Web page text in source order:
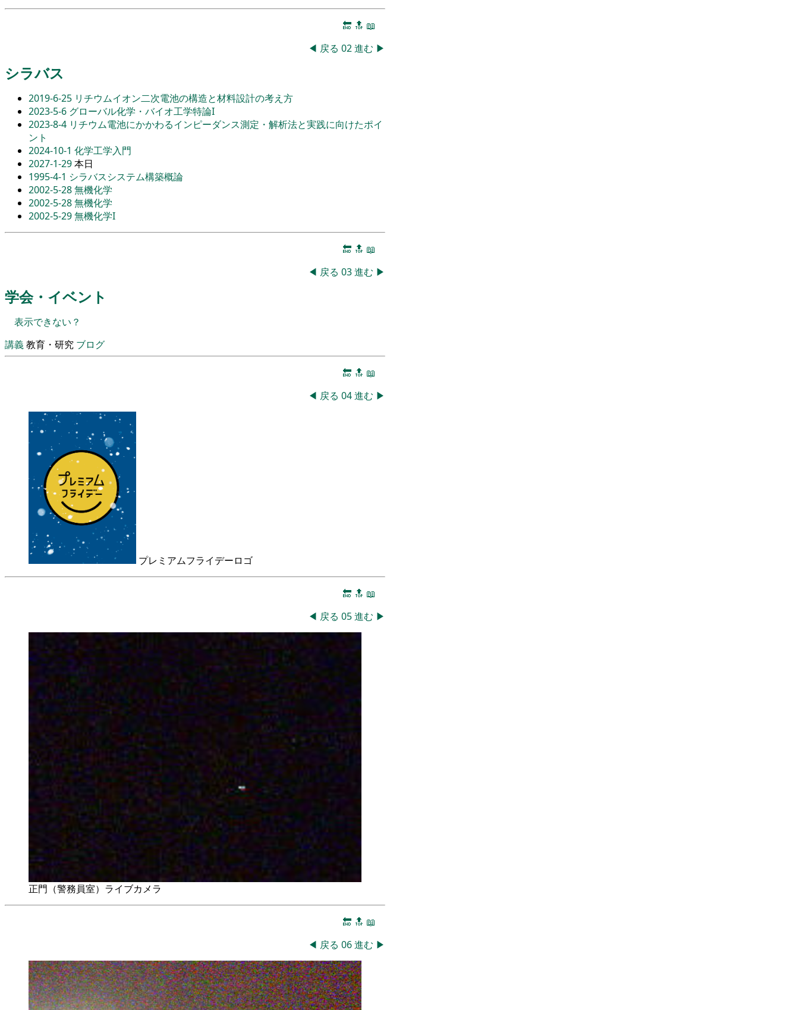
🔚 🔝 📖
◀ 戻る 02進む ▶
シラバス
2019-6-25 リチウムイオン二次電池の構造と材料設計の考え方
2023-5-6 グローバル化学・バイオ工学特論I
2023-8-4 リチウム電池にかかわるインピーダンス測定・解析法と実践に向けたポイ
ント
2024-10-1 化学工学入門
2027-1-29本日
1995-4-1 シラバスシステム構築概論
2002-5-28無機化学
2002-5-28無機化学
2002-5-29無機化学I
🔚 🔝 📖
◀ 戻る 03進む ▶
学会・イベント
表示できない？
講義教育・研究 ブログ
🔚 🔝 📖
◀ 戻る 04進む ▶
プレミアムフライデーロゴ
🔚 🔝 📖
◀ 戻る 05進む ▶
正門（警務員室）ライブカメラ
🔚 🔝 📖
◀ 戻る 06進む ▶